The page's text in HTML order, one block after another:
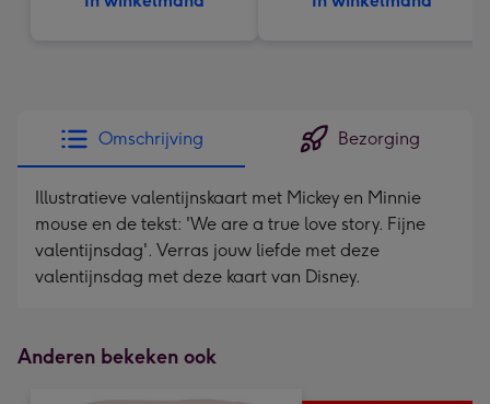
Omschrijving Bezorging
Illustratieve valentijnskaart met Mickey en Minnie
mouse en de tekst: 'We are a true love story. Fijne
valentijnsdag'. Verras jouw liefde met deze
valentijnsdag met deze kaart van Disney.
Anderen bekeken ook